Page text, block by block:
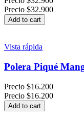
Precio $32.900
Add to cart
Vista rápida
Polera Piqué
Precio $16.200
Precio $16.200
Add to cart